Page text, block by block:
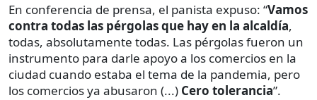
En conferencia de prensa, el panista expuso: “Vamos
contra todas las pérgolas que hay en la alcaldía,
todas, absolutamente todas. Las pérgolas fueron un
instrumento para darle apoyo a los comercios en la
ciudad cuando estaba el tema de la pandemia, pero
los comercios ya abusaron (...) Cero tolerancia”.